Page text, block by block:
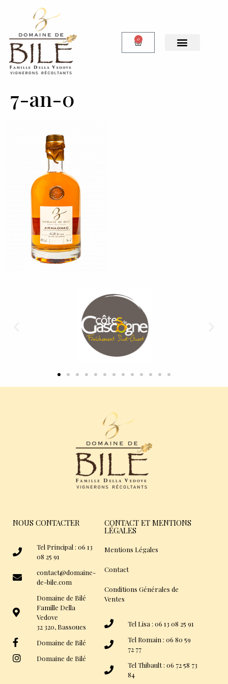
0
7-an-0
NOUS CONTACTER
Tel Principal : 06 13
08 25 91
contact@domaine-
de-bile.com
Domaine de Bilé
Famille Della
Vedove
32 320, Bassoues
Domaine de Bilé
Domaine de Bilé
CONTACT ET MENTIONS
LÉGALES
Mentions Légales
Contact
Conditions Générales de
Ventes
Tel Lisa : 06 13 08 25 91
Tel Romain : 06 80 59
72 77
Tel Thibault : 06 72 58 73
84